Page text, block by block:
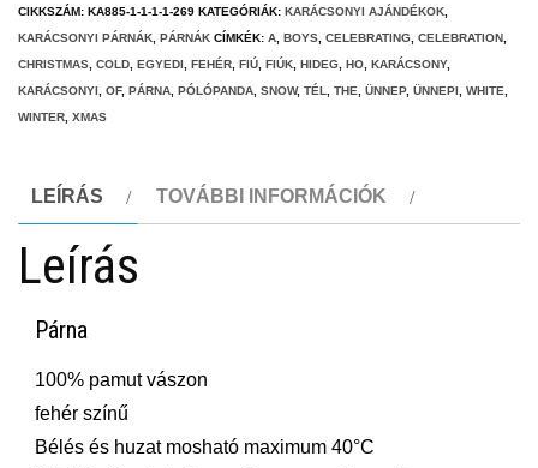
mennyiség
CIKKSZÁM: KA885-1-1-1-1-269 KATEGÓRIÁK: KARÁCSONYI AJÁNDÉKOK
KARÁCSONYI PÁRNÁK PÁRNÁK CÍMKÉK: A BOYS CELEBRATING CELEBRATION
CHRISTMAS COLD EGYEDI FEHÉR FIÚ FIÚK HIDEG HO KARÁCSONY,
KARÁCSONYI
OF, PÁRNA PÓLÓPANDA SNOW, TÉL THE ÜNNEP, ÜNNEPI WHITE
WINTER XMAS
LEÍRÁS TOVÁBBI INFORMÁCIÓK
Leírás
Párna
100% pamut vászon
fehér színű
Bélés és huzat mosható maximum 40°C